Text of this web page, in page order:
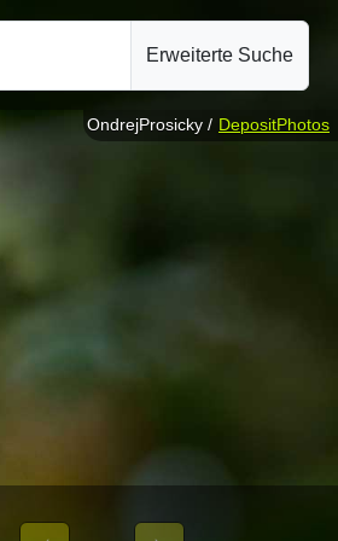
Erweiterte Suche
OndrejProsicky / DepositPhotos